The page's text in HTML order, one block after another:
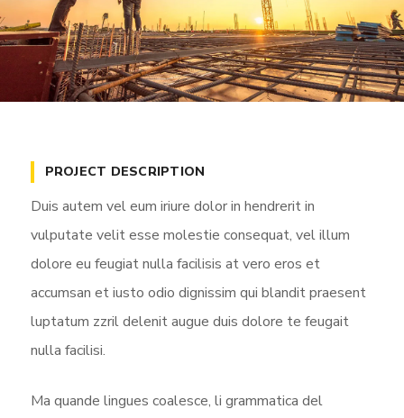
PROJECT DESCRIPTION
Duis autem vel eum iriure dolor in hendrerit in
vulputate velit esse molestie consequat, vel illum
dolore eu feugiat nulla facilisis at vero eros et
accumsan et iusto odio dignissim qui blandit praesent
luptatum zzril delenit augue duis dolore te feugait
nulla facilisi.
Ma quande lingues coalesce, li grammatica del